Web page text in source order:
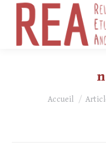
Vous êtes ici :
Accueil